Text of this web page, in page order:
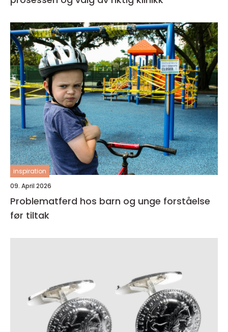
inspiration
09. April 2026
Problematferd hos barn og unge forståelse
før tiltak